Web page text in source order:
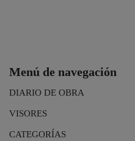
Menú de navegación
DIARIO DE OBRA
VISORES
CATEGORÍAS